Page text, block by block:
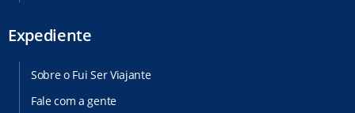
Expediente
Sobre o Fui Ser Viajante
Fale com a gente